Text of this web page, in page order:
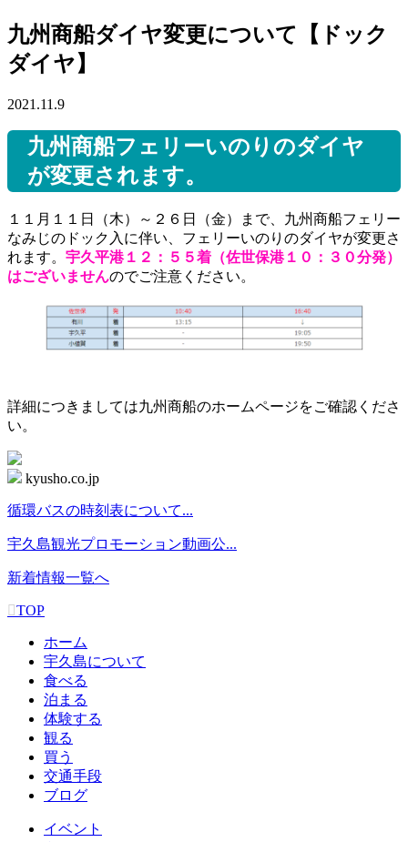
九州商船ダイヤ変更について【ドック
ダイヤ】
2021.11.9
九州商船フェリーいのりのダイヤ
が変更されます。
１１月１１日（木）～２６日（金）まで、九州商船フェリー
なみじのドック入に伴い、フェリーいのりのダイヤが変更さ
れます。 宇久平港１２：５５着（佐世保港１０：３０分発）
はございませんのでご注意ください。
詳細につきましては九州商船のホームページをご確認くださ
い。
kyusho.co.jp
循環バスの時刻表について...
宇久島観光プロモーション動画公...
新着情報一覧へ
TOP
ホーム
宇久島について
食べる
泊まる
体験する
観る
買う
交通手段
ブログ
イベント